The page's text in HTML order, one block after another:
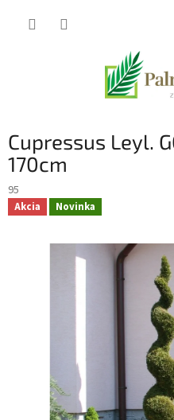
Cupressus Leyl.
170cm
95
Akcia Novinka